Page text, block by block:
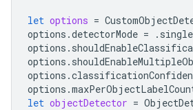
let options =
options .detectorMode = .
options .
options .
options .
options .
let objectDetector =